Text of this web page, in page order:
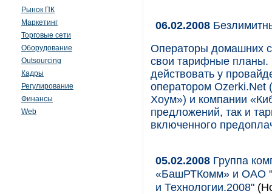
Рынок ПК
Маркетинг
Торговые сети
Оборудование
Outsourcing
Кадры
Регулирование
Финансы
Web
06.02.2008
Операторы домашних
свои тарифные
действовать у
оператором
Хоум») и компании
предложений, так и
включенного
05.02.2008 Группа
«БашРТКомм» и ОАО
и Технологии.2008"